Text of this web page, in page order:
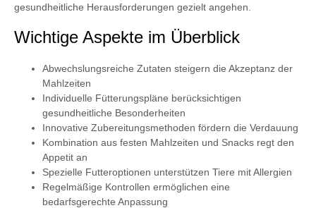
gesundheitliche Herausforderungen gezielt angehen.
Wichtige Aspekte im Überblick
Abwechslungsreiche Zutaten steigern die Akzeptanz der
Mahlzeiten
Individuelle Fütterungspläne berücksichtigen
gesundheitliche Besonderheiten
Innovative Zubereitungsmethoden fördern die Verdauung
Kombination aus festen Mahlzeiten und Snacks regt den
Appetit an
Spezielle Futteroptionen unterstützen Tiere mit Allergien
Regelmäßige Kontrollen ermöglichen eine
bedarfsgerechte Anpassung